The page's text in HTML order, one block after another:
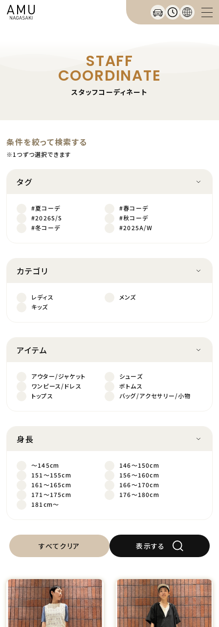
STAFF
COORDINATE
スタッフコーディネート
条件を絞って検索する
※1つずつ選択できます
タグ
#夏コーデ
#春コーデ
#2026S/S
#秋コーデ
#冬コーデ
#2025A/W
カテゴリ
レディス
メンズ
キッズ
アイテム
アウター/ジャケット
シューズ
ワンピース/ドレス
ボトムス
トップス
バッグ/アクセサリー/小物
身長
～145cm
146～150cm
151～155cm
156～160cm
161～165cm
166～170cm
171～175cm
176～180cm
181cm～
すべてクリア 表示する